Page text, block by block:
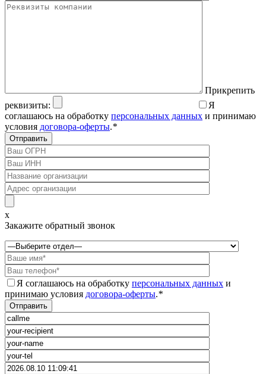
Прикрепить
реквизиты:
Я
соглашаюсь на обработку персональных данных и принимаю
условия договора-оферты.*
x
Закажите обратный звонок
Я соглашаюсь на обработку персональных данных и
принимаю условия договора-оферты.*